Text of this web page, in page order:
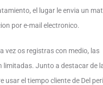
el lugar le envia un
por e-mail electronico.
vez os registras con medio, las
limitadas. Junto a destacar de
usar el tiempo cliente de Del